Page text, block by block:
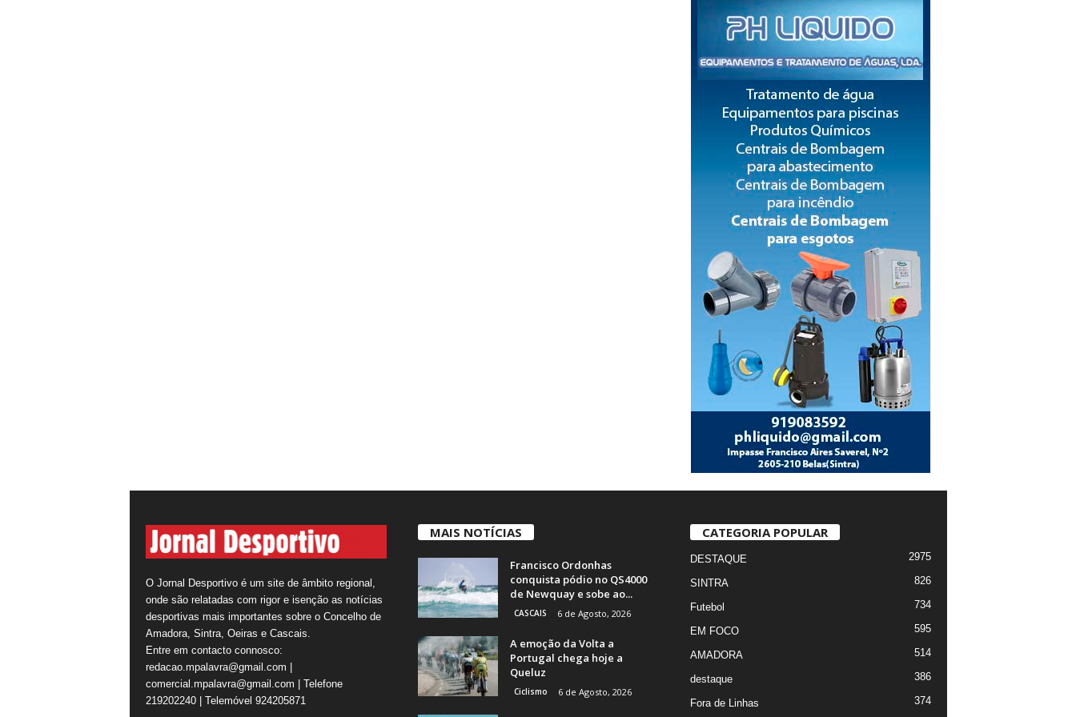
O Jornal Desportivo é um site de âmbito regional,
onde são relatadas com rigor e isenção as notícias
desportivas mais importantes sobre o Concelho de
Amadora, Sintra, Oeiras e Cascais.
Entre em contacto connosco:
redacao.mpalavra@gmail.com |
comercial.mpalavra@gmail.com | Telefone
219202240 | Telemóvel 924205871
MAIS NOTÍCIAS
Francisco Ordonhas
conquista pódio no QS4000
de Newquay e sobe ao...
CASCAIS 6 de Agosto, 2026
A emoção da Volta a
Portugal chega hoje a
Queluz
Ciclismo 6 de Agosto, 2026
CATEGORIA POPULAR
DESTAQUE 2975
SINTRA 826
Futebol 734
EM FOCO 595
AMADORA 514
destaque 386
Fora de Linhas 374